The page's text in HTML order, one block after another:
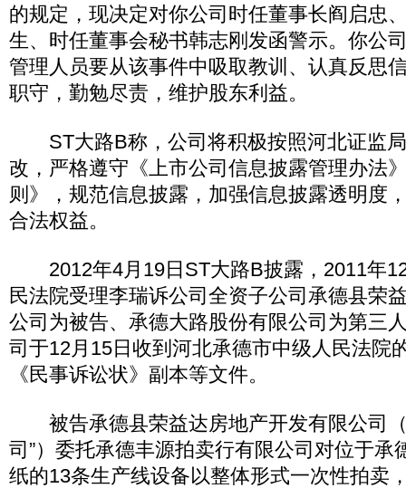
的规定，现决定对你公司时任董事长阎启忠
生、时任董事会秘书韩志刚发函警示。你公
管理人员要从该事件中吸取教训、认真反思
职守，勤勉尽责，维护股东利益。
ST大路B称，公司将积极按照河北证监局
改，严格遵守《上市公司信息披露管理办法
则》，规范信息披露，加强信息披露透明度
合法权益。
2012年4月19日ST大路B披露，2011年
民法院受理李瑞诉公司全资子公司承德县荣
公司为被告、承德大路股份有限公司为第三
司于12月15日收到河北承德市中级人民法院
《民事诉讼状》副本等文件。
被告承德县荣益达房地产开发有限公司（
司”）委托承德丰源拍卖行有限公司对位于承
纸的13条生产线设备以整体形式一次性拍卖